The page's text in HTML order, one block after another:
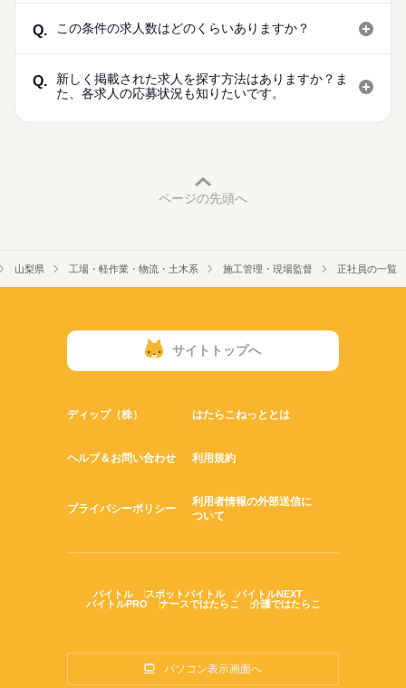
Q. この条件の求人数はどのくらいありますか？
Q.
新しく掲載された求人を探す方法はありますか？ま
た、各求人の応募状況も知りたいです。
ページの先頭へ
山梨県 工場・軽作業・物流・土木系 施工管理・現場監督 正社員の一覧
サイトトップへ
ディップ（株） はたらこねっととは
ヘルプ＆お問い合わせ 利用規約
プライバシーポリシー
利用者情報の外部送信に
ついて
バイトル スポットバイトル
バイトルNEXT
バイトルPRO
ナースではたらこ 介護ではたらこ
パソコン表示画面へ